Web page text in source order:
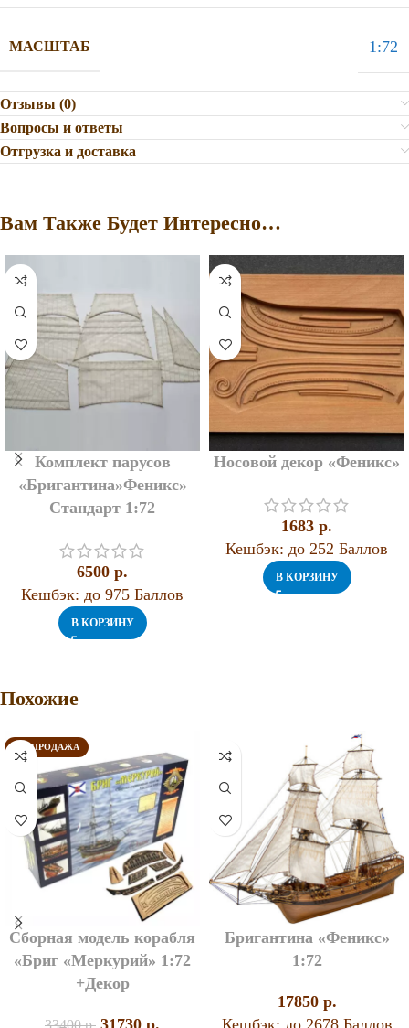
МАСШТАБ 1:72
Отзывы (0)
Вопросы и ответы
Отгрузка и доставка
Вам Также Будет Интересно…
Комплект парусов
«Бригантина»Феникс»
Стандарт 1:72
6500 p.
Кешбэк: до 975 Баллов
В КОРЗИНУ
Носовой декор «Феникс»
1683 p.
Кешбэк: до 252 Баллов
В КОРЗИНУ
Похожие
РАСПРОДАЖА
Сборная модель корабля
«Бриг «Меркурий» 1:72
+Декор
31730 p.
Бригантина «Феникс»
1:72
17850 p.
Кешбэк: до 2678 Баллов